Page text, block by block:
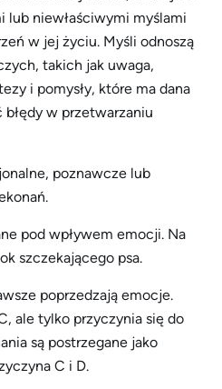
lub niewłaściwymi myślami
w jej życiu. Myśli odnoszą
takich jak uwaga,
i pomysły, które ma dana
w przetwarzaniu
poznawcze lub
pod wpływem emocji. Na
szczekającego psa.
poprzedzają emocje.
ale tylko przyczynia się do
są postrzegane jako
C i D.